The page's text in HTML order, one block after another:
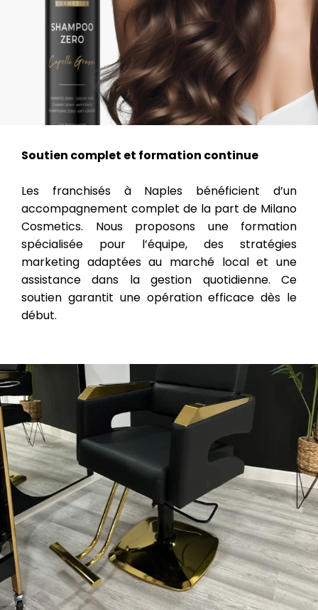
Soutien complet et formation continue
Les franchisés à Naples bénéficient d’un
accompagnement complet de la part de Milano
Cosmetics. Nous proposons une formation
spécialisée pour l’équipe, des stratégies
marketing adaptées au marché local et une
assistance dans la gestion quotidienne. Ce
soutien garantit une opération efficace dès le
début.